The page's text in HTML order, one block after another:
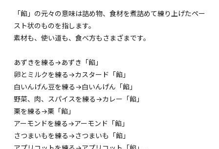
「餡」の元々の意味は詰め物、食材を煮詰めて練り上げたペー
スト状のものを指します。
素材も、使い道も、食べ方もさまざまです。
あずきを練る→あずき「餡」
卵とミルクを練る→カスタード「餡」
白いんげん豆を練る→白いんげん「餡」
野菜、肉、スパイスを練る→カレー「餡」
栗を練る→栗「餡」
アーモンドを練る→アーモンド「餡」
さつまいもを練る→さつまいも「餡」